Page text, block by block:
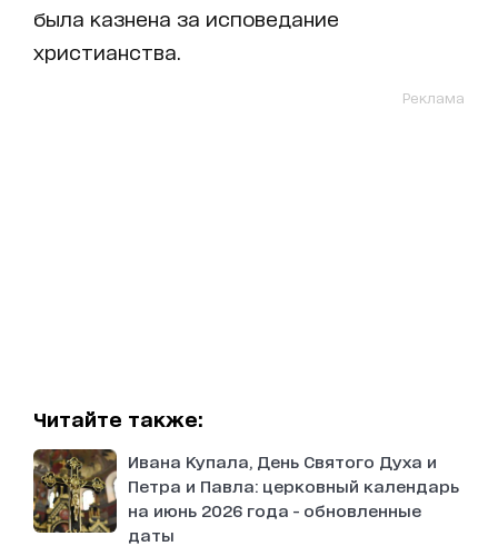
была казнена за исповедание
христианства.
Реклама
Читайте также:
Ивана Купала, День Святого Духа и
Петра и Павла: церковный календарь
на июнь 2026 года - обновленные
даты